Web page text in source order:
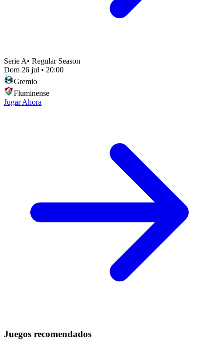
Serie A• Regular Season
Dom 26 jul • 20:00
Gremio
Fluminense
Jugar Ahora
Juegos recomendados